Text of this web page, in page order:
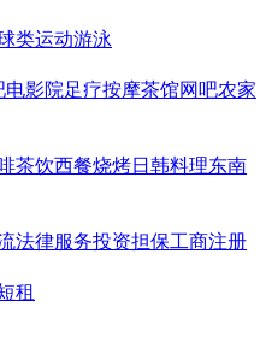
类运动游泳
电影院足疗按摩茶馆网吧农家
茶饮西餐烧烤日韩料理东南
法律服务投资担保工商注册
租